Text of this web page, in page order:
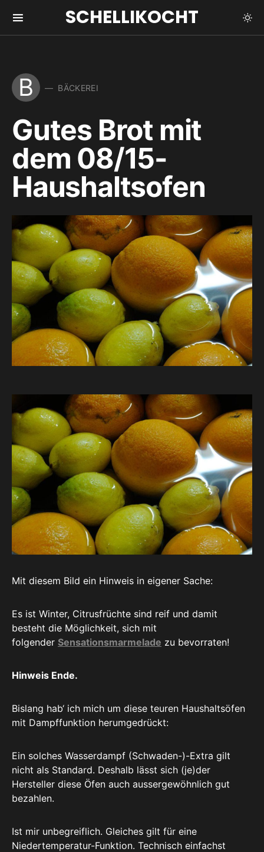
SCHELLIKOCHT
B BÄCKEREI
Gutes Brot mit
dem 08/15-
Haushaltsofen
Mit diesem Bild ein Hinweis in eigener Sache:
Es ist Winter, Citrusfrüchte sind reif und damit
besteht die Möglichkeit, sich mit
folgender Sensationsmarmelade zu bevorraten!
Hinweis Ende.
Bislang hab‘ ich mich um diese teuren Haushaltsöfen
mit Dampffunktion herumgedrückt:
Ein solches Wasserdampf (Schwaden-)-Extra gilt
nicht als Standard. Deshalb lässt sich (je)der
Hersteller diese Öfen auch aussergewöhnlich gut
bezahlen.
Ist mir unbegreiflich. Gleiches gilt für eine
Niedertemperatur-Funktion. Technisch einfachst